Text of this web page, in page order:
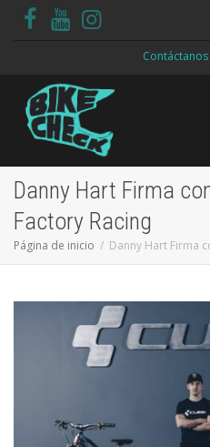
Contáctanos
Danny Hart Firma
Factory Racing
Página de inicio Danny Hart Firma